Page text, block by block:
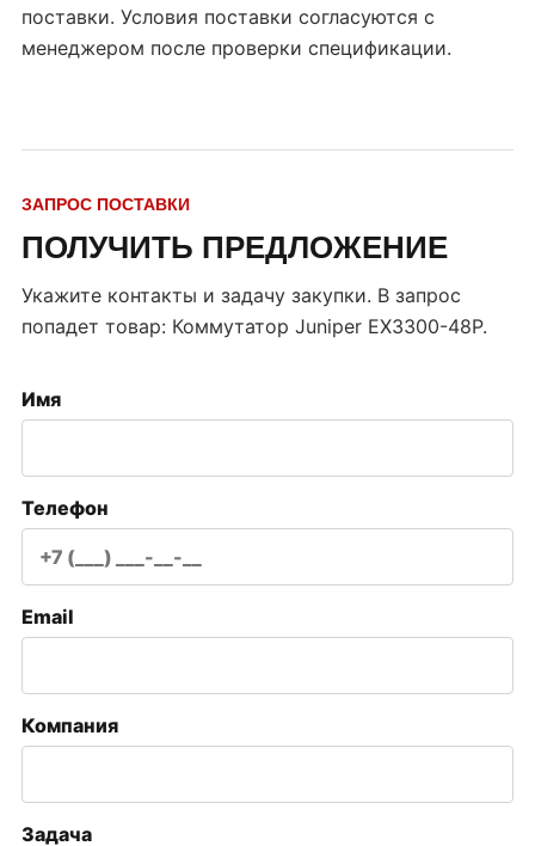
поставки. Условия поставки согласуются с
менеджером после проверки спецификации.
ЗАПРОС ПОСТАВКИ
ПОЛУЧИТЬ ПРЕДЛОЖЕНИЕ
Укажите контакты и задачу закупки. В запрос
попадет товар: Коммутатор Juniper EX3300-48P.
Имя
Телефон
Email
Компания
Задача